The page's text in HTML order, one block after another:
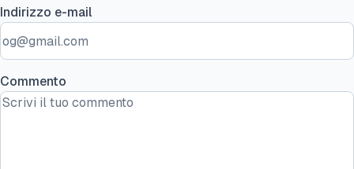
Indirizzo e-mail
Commento